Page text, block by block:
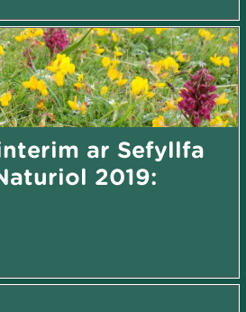
ar Sefyllfa
2019: